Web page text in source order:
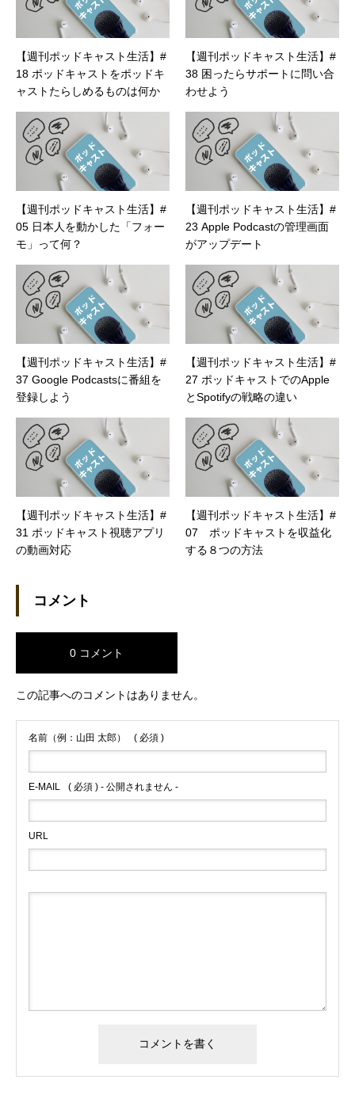
【週刊ポッドキャスト生活】#
18 ポッドキャストをポッドキ
ャストたらしめるものは何か
【週刊ポッドキャスト生活】#
38 困ったらサポートに問い合
わせよう
【週刊ポッドキャスト生活】#
05 日本人を動かした「フォー
モ」って何？
【週刊ポッドキャスト生活】#
23 Apple Podcastの管理画面
がアップデート
【週刊ポッドキャスト生活】#
37 Google Podcastsに番組を
登録しよう
【週刊ポッドキャスト生活】#
27 ポッドキャストでのApple
とSpotifyの戦略の違い
【週刊ポッドキャスト生活】#
31 ポッドキャスト視聴アプリ
の動画対応
【週刊ポッドキャスト生活】#
07 ポッドキャストを収益化
する８つの方法
コメント
0 コメント
この記事へのコメントはありません。
名前（例：山田 太郎） ( 必須 )
E-MAIL ( 必須 ) - 公開されません -
URL